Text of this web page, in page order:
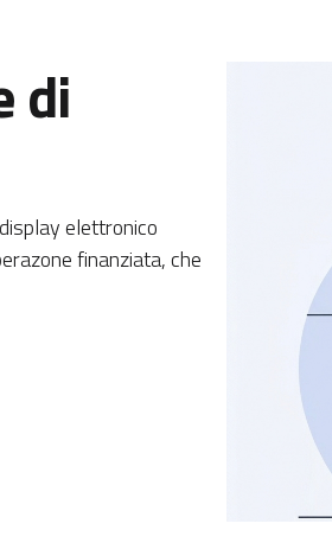
di
elettronico
finanziata, che